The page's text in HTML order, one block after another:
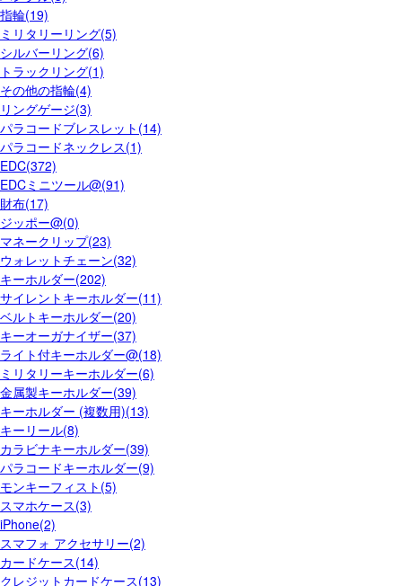
指輪(19)
ミリタリーリング(5)
シルバーリング(6)
トラックリング(1)
その他の指輪(4)
リングゲージ(3)
パラコードブレスレット(14)
パラコードネックレス(1)
EDC(372)
EDCミニツール@(91)
財布(17)
ジッポー@(0)
マネークリップ(23)
ウォレットチェーン(32)
キーホルダー(202)
サイレントキーホルダー(11)
ベルトキーホルダー(20)
キーオーガナイザー(37)
ライト付キーホルダー@(18)
ミリタリーキーホルダー(6)
金属製キーホルダー(39)
キーホルダー (複数用)(13)
キーリール(8)
カラビナキーホルダー(39)
パラコードキーホルダー(9)
モンキーフィスト(5)
スマホケース(3)
iPhone(2)
スマフォ アクセサリー(2)
カードケース(14)
クレジットカードケース(13)